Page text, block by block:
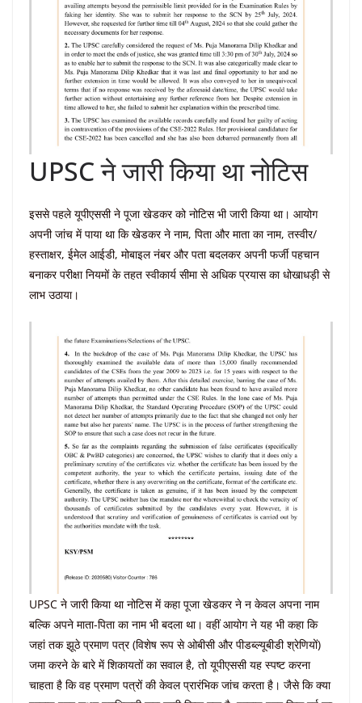
UPSC ने जारी किया था नोटिस
इससे पहले यूपीएससी ने पूजा खेडकर को नोटिस भी जारी किया था। आयोग
अपनी जांच में पाया था कि खेडकर ने नाम, पिता और माता का नाम, तस्वीर/
हस्ताक्षर, ईमेल आईडी, मोबाइल नंबर और पता बदलकर अपनी फर्जी पहचान
बनाकर परीक्षा नियमों के तहत स्वीकार्य सीमा से अधिक प्रयास का धोखाधड़ी से
लाभ उठाया।
UPSC ने जारी किया था नोटिस में कहा पूजा खेडकर ने न केवल अपना नाम
बल्कि अपने माता-पिता का नाम भी बदला था। वहीं आयोग ने यह भी कहा कि
जहां तक ​​झूठे प्रमाण पत्र (विशेष रूप से ओबीसी और पीडब्ल्यूबीडी श्रेणियों)
जमा करने के बारे में शिकायतों का सवाल है, तो यूपीएससी यह स्पष्ट करना
चाहता है कि वह प्रमाण पत्रों की केवल प्रारंभिक जांच करता है। जैसे कि क्या